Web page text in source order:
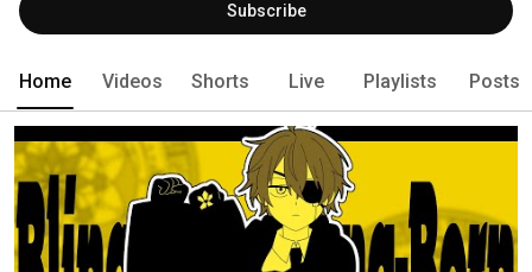
Subscribe
Home Videos Shorts Live Playlists Posts